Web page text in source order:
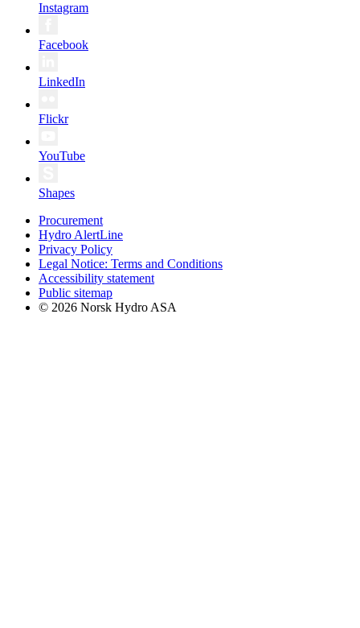
Instagram
Facebook
LinkedIn
Flickr
YouTube
Shapes
Procurement
Hydro AlertLine
Privacy Policy
Legal Notice: Terms and Conditions
Accessibility statement
Public sitemap
© 2026 Norsk Hydro ASA